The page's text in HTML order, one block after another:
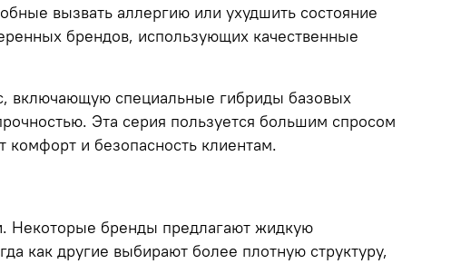
вызвать аллергию или ухудшить состояние
брендов, использующих качественные
включающую специальные гибриды базовых
Эта серия пользуется большим спросом
комфорт и безопасность клиентам.
Некоторые бренды предлагают жидкую
как другие выбирают более плотную структуру,